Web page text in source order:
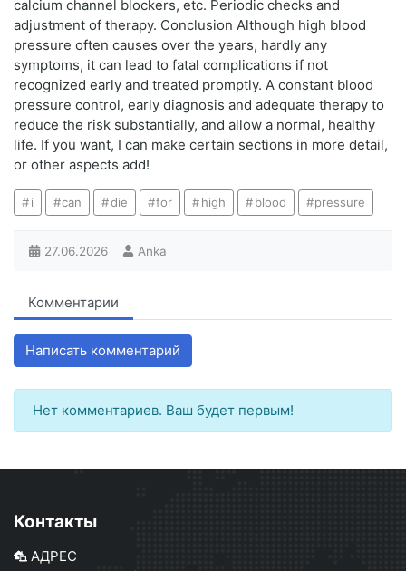
calcium channel blockers, etc. Periodic checks and
adjustment of therapy. Conclusion Although high blood
pressure often causes over the years, hardly any
symptoms, it can lead to fatal complications if not
recognized early and treated promptly. A constant blood
pressure control, early diagnosis and adequate therapy to
reduce the risk substantially, and allow a normal, healthy
life. If you want, I can make certain sections in more detail,
or other aspects add!
i can die for high blood pressure
27.06.2026 Anka
Комментарии
Написать комментарий
Нет комментариев. Ваш будет первым!
Контакты
АДРЕС